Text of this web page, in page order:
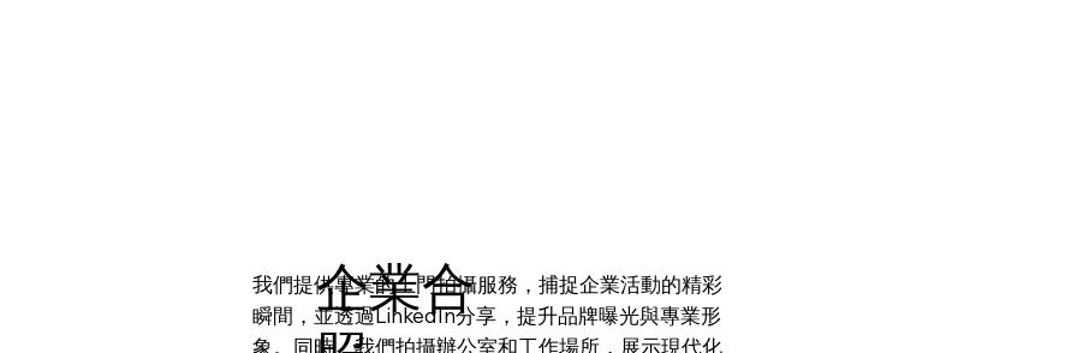
我們提供專業的上門拍攝服務，捕捉企業活動的精彩
瞬間，並透過LinkedIn分享，提升品牌曝光與專業形
象。同時，我們拍攝辦公室和工作場所，展示現代化
企業合